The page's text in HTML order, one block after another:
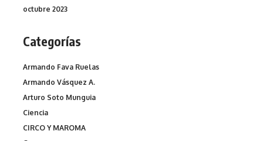
octubre 2023
Categorías
Armando Fava Ruelas
Armando Vásquez A.
Arturo Soto Munguia
Ciencia
CIRCO Y MAROMA